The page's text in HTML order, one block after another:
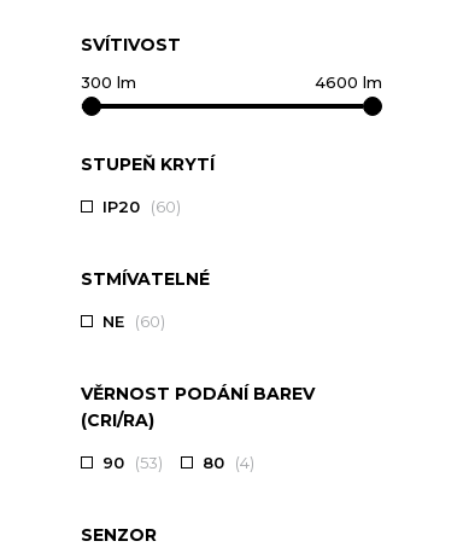
SVÍTIVOST
STUPEŇ KRYTÍ
IP20 (60)
STMÍVATELNÉ
NE (60)
VĚRNOST PODÁNÍ BAREV
(CRI/RA)
90 (53) 80 (4)
SENZOR